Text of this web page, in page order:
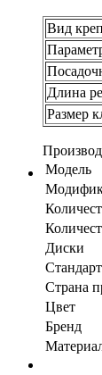
Вид
Длина
Размер
Модель
Диски
Страна
Цвет
Бренд